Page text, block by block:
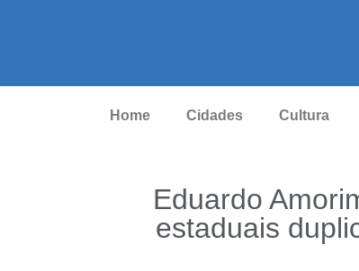
Home Cidades Cultura
Eduardo
estaduais